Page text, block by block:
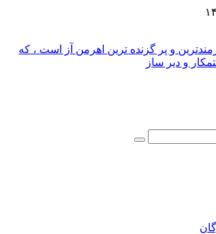
و پر گزنده ترین اهرمن آز است ، که
و دیر ساز
جستجو